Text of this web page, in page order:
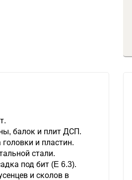
балок и плит ДСП.
и пластин.
стали.
под бит (E 6.3).
и сколов в